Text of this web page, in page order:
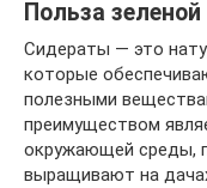
Польза
Сидераты — это
которые
полезными
преимуществом
окружающей среды,
выращивают на